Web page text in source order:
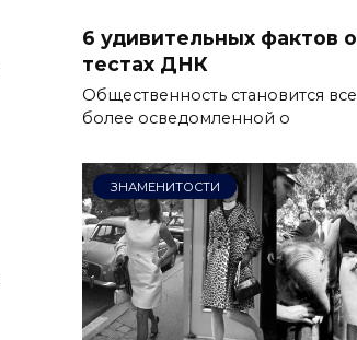
6 удивительных фактов о
тестах ДНК
Общественность становится все
более осведомленной о
ЗНАМЕНИТОСТИ